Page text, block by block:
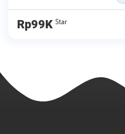
Rp99K Star